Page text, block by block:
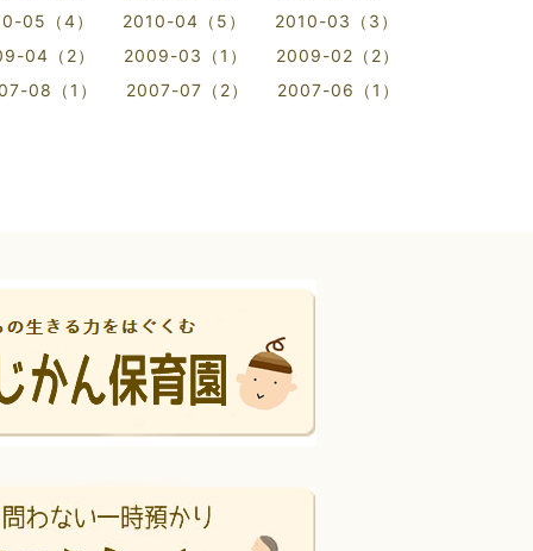
05（4） 2010-04（5）
2010-03（3）
04（2） 2009-03（1）
2009-02（2）
08（1） 2007-07（2）
2007-06（1）